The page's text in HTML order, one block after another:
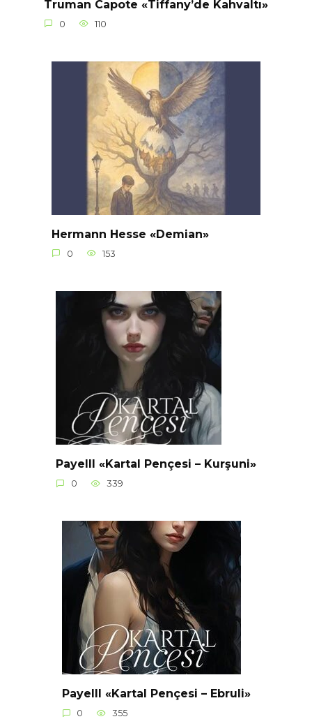
Truman Capote «Tiffany’de Kahvaltı»
0 110
Hermann Hesse «Demian»
0 153
Payelll «Kartal Pençesi – Kurşuni»
0 339
Payelll «Kartal Pençesi – Ebruli»
0 355